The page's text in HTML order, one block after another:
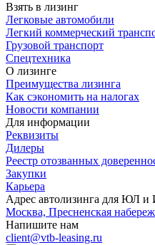
Взять в лизинг
Легковые автомобили
Легкий коммерческий
Грузовой транспорт
Спецтехника
О лизинге
Преимущества лизинга
Как сэкономить на налогах
Новости компании
Для информации
Реквизиты
Дилеры
Реестр отозванных
Закупки
Карьера
Адрес автолизинга для ЮЛ
Москва, Пресненская
Напишите нам
client@vtb-leasing.ru